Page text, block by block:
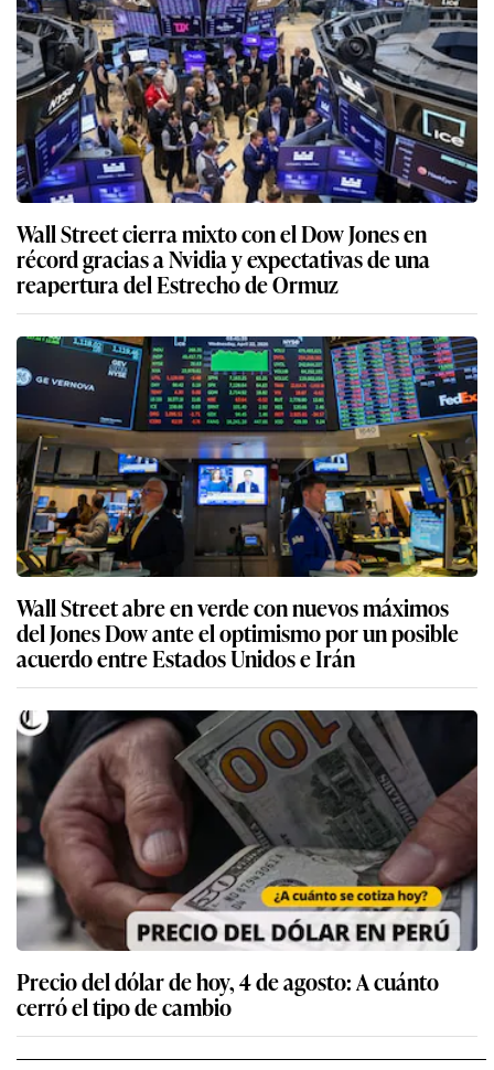
Wall Street cierra mixto con el Dow Jones en
récord gracias a Nvidia y expectativas de una
reapertura del Estrecho de Ormuz
Wall Street abre en verde con nuevos máximos
del Jones Dow ante el optimismo por un posible
acuerdo entre Estados Unidos e Irán
Precio del dólar de hoy, 4 de agosto: A cuánto
cerró el tipo de cambio